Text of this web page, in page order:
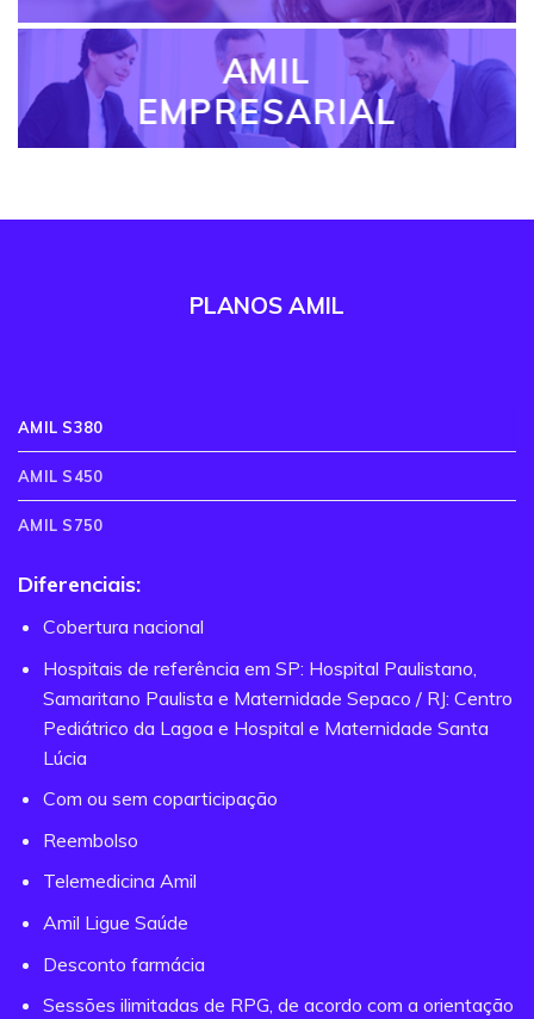
AMIL
EMPRESARIAL
PLANOS AMIL
AMIL S380
AMIL S450
AMIL S750
Diferenciais:
Cobertura nacional
Hospitais de referência em SP: Hospital Paulistano,
Samaritano Paulista e Maternidade Sepaco / RJ: Centro
Pediátrico da Lagoa e Hospital e Maternidade Santa
Lúcia
Com ou sem coparticipação
Reembolso
Telemedicina Amil
Amil Ligue Saúde
Desconto farmácia
Sessões ilimitadas de RPG, de acordo com a orientação